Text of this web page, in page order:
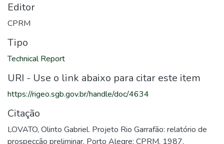
Editor
CPRM
Tipo
Technical Report
URI - Use o link abaixo para citar este item
https://rigeo.sgb.gov.br/handle/doc/4634
Citação
LOVATO, Olinto Gabriel. Projeto Rio Garrafão: relatório de
prospecção preliminar. Porto Alegre: CPRM, 1987.